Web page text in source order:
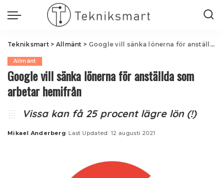
Tekniksmart> Allmänt > Google vill sänka lönerna för anställda som arbetar hemifrån
Allmänt
Google vill sänka lönerna för anställda som
arbetar hemifrån
Vissa kan få 25 procent lägre lön (!)
Posted
Mikael Anderberg Last Updated: 12 augusti 2021